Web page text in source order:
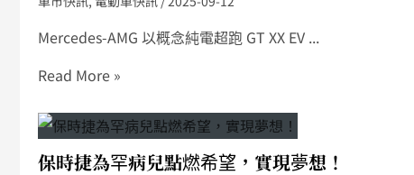
Mercedes-AMG 以概念純電超跑 GT XX EV ...
Read More »
保時捷為罕病兒點燃希望，實現夢想！